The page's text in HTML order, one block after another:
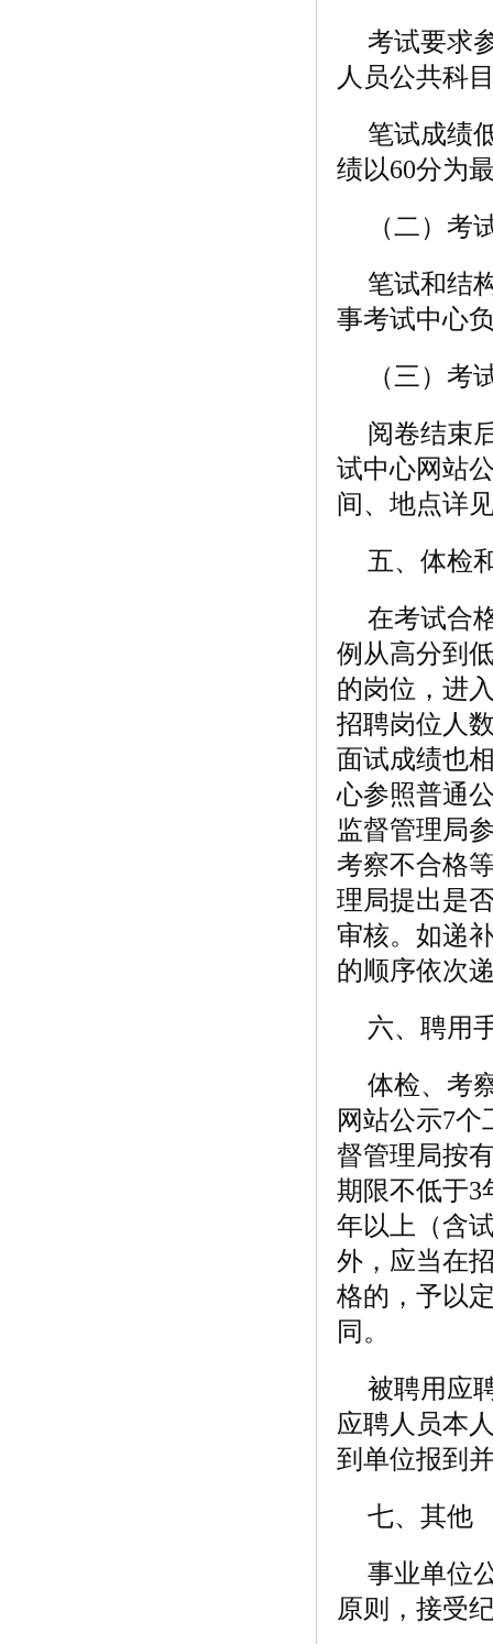
考试要求
人员公共科
笔试成绩
绩以60分为
（二）考
笔试和结
事考试中心
（三）考
阅卷结束
试中心网站
间、地点详
五、体检
在考试合
例从高分到
的岗位，进
招聘岗位人
面试成绩也
心参照普通
监督管理局
考察不合格
理局提出是
审核。如递
的顺序依次
六、聘用
体检、考
网站公示7
督管理局按
期限不低于3
年以上（含
外，应当在
格的，予以
同。
被聘用应
应聘人员本
到单位报到
七、其他
事业单位
原则，接受